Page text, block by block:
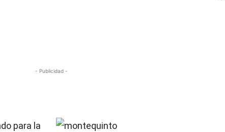
- Publicidad -
para la